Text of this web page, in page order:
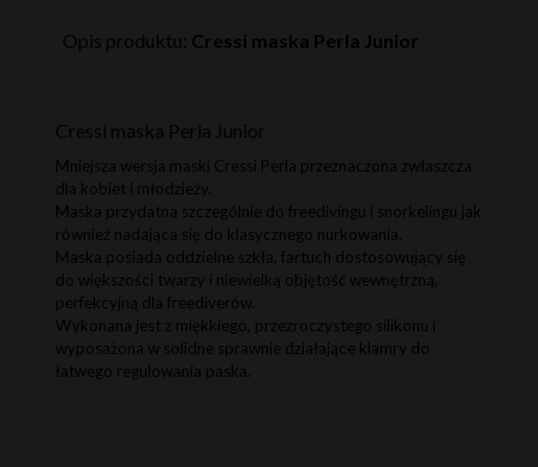
Opis produktu: Cressi maska Perla Junior
Cressi maska Perla Junior
Mniejsza wersja maski Cressi Perla przeznaczona zwłaszcza
dla kobiet i młodzieży.
Maska przydatna szczególnie do freedivingu i snorkelingu jak
również nadająca się do klasycznego nurkowania.
Maska posiada oddzielne szkła, fartuch dostosowujący się
do większości twarzy i niewielką objętość wewnętrzną,
perfekcyjną dla freediverów.
Wykonana jest z miękkiego, przezroczystego silikonu i
wyposażona w solidne sprawnie działające klamry do
łatwego regulowania paska.